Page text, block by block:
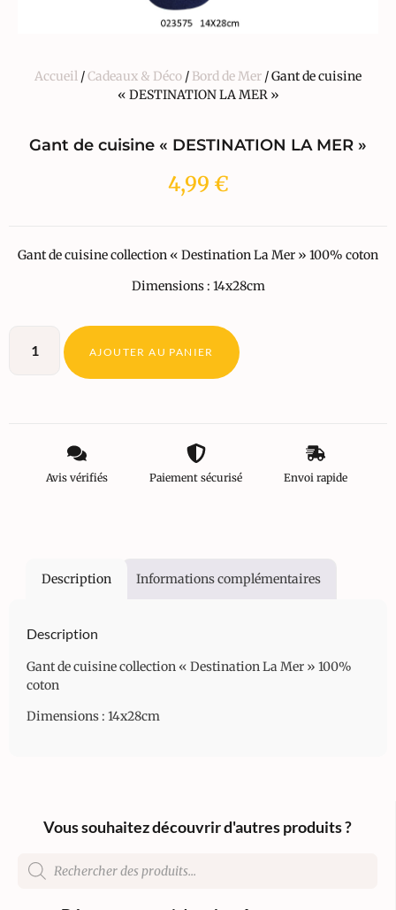
Accueil /Cadeaux & Déco / Bord de Mer / Gant de cuisine
« DESTINATION LA MER »
Gant de cuisine « DESTINATION LA MER »
4,99 €
Gant de cuisine collection « Destination La Mer » 100% coton
Dimensions : 14x28cm
AJOUTER AU PANIER
Avis vérifiés Paiement sécurisé Envoi rapide
Description Informations complémentaires
Description
Gant de cuisine collection « Destination La Mer » 100%
coton
Dimensions : 14x28cm
Vous souhaitez découvrir d'autres produits ?